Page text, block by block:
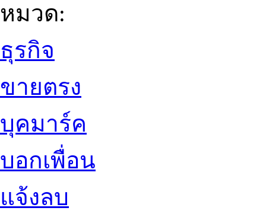
หมวด:
ธุรกิจ
ขายตรง
บุคมาร์ค
บอกเพื่อน
แจ้งลบ